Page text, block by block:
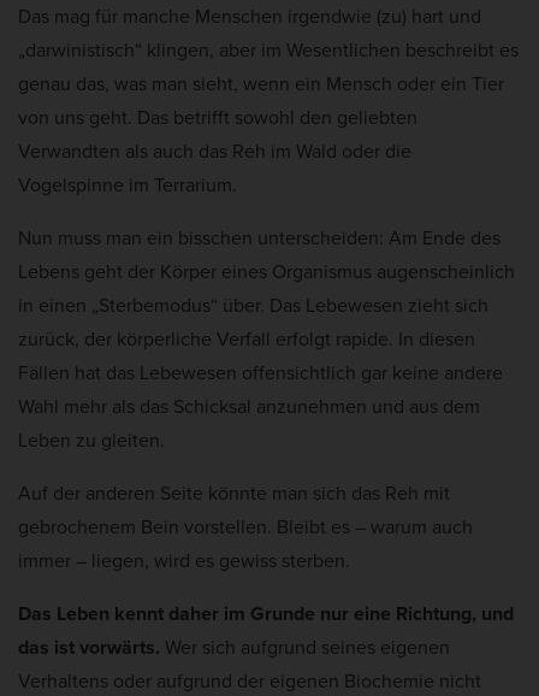
Das mag für manche Menschen irgendwie (zu) hart und
„darwinistisch“ klingen, aber im Wesentlichen beschreibt es
genau das, was man sieht, wenn ein Mensch oder ein Tier
von uns geht. Das betrifft sowohl den geliebten
Verwandten als auch das Reh im Wald oder die
Vogelspinne im Terrarium.
Nun muss man ein bisschen unterscheiden: Am Ende des
Lebens geht der Körper eines Organismus augenscheinlich
in einen „Sterbemodus“ über. Das Lebewesen zieht sich
zurück, der körperliche Verfall erfolgt rapide. In diesen
Fällen hat das Lebewesen offensichtlich gar keine andere
Wahl mehr als das Schicksal anzunehmen und aus dem
Leben zu gleiten.
Auf der anderen Seite könnte man sich das Reh mit
gebrochenem Bein vorstellen. Bleibt es – warum auch
immer – liegen, wird es gewiss sterben.
Das Leben kennt daher im Grunde nur eine Richtung, und
das ist vorwärts. Wer sich aufgrund seines eigenen
Verhaltens oder aufgrund der eigenen Biochemie nicht
Cookie-Informationen anzeigen
Datenschutzerklärung Impressum